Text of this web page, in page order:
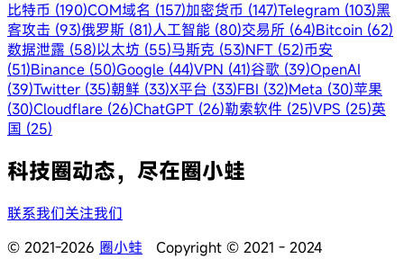
比特币 (190)COM域名 (157)加密货币 (147)Telegram (103)黑
客攻击 (93)俄罗斯 (81)人工智能 (80)交易所 (64)Bitcoin (62)
数据泄露 (58)以太坊 (55)马斯克 (53)NFT (52)币安
(51)Binance (50)Google (44)VPN (41)谷歌 (39)OpenAI
(39)Twitter (35)朝鲜 (33)X平台 (33)FBI (32)Meta (30)苹果
(30)Cloudflare (26)ChatGPT (26)勒索软件 (25)VPS (25)英
国 (25)
科技圈动态，尽在圈小蛙
联系我们关注我们
© 2021-2026 圈小蛙 Copyright © 2021 - 2024